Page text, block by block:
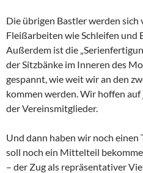
Die übrigen Bastler werden sich
Fleißarbeiten wie Schleifen und
Außerdem ist die
der Sitzbänke im Inneren des
gespannt, wie weit wir an den
kommen werden. Wir hoffen
der Vereinsmitglieder.
Und dann haben wir noch
soll noch ein Mittelteil
– der Zug als repräsentativer